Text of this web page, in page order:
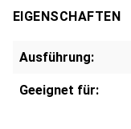
EIGENSCHAFTEN
Ausführung:
Geeignet für: